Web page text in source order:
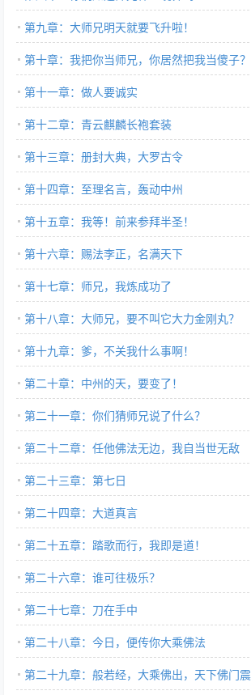
第九章：大师兄明天就要飞升啦！
第十章：我把你当师兄，你居然把我当傻子？
第十一章：做人要诚实
第十二章：青云麒麟长袍套装
第十三章：册封大典，大罗古令
第十四章：至理名言，轰动中州
第十五章：我等！前来参拜半圣！
第十六章：赐法李正，名满天下
第十七章：师兄，我炼成功了
第十八章：大师兄，要不叫它大力金刚丸？
第十九章：爹，不关我什么事啊！
第二十章：中州的天，要变了！
第二十一章：你们猜师兄说了什么？
第二十二章：任他佛法无边，我自当世无敌
第二十三章：第七日
第二十四章：大道真言
第二十五章：踏歌而行，我即是道！
第二十六章：谁可往极乐？
第二十七章：刀在手中
第二十八章：今日，便传你大乘佛法
第二十九章：般若经，大乘佛出，天下佛门